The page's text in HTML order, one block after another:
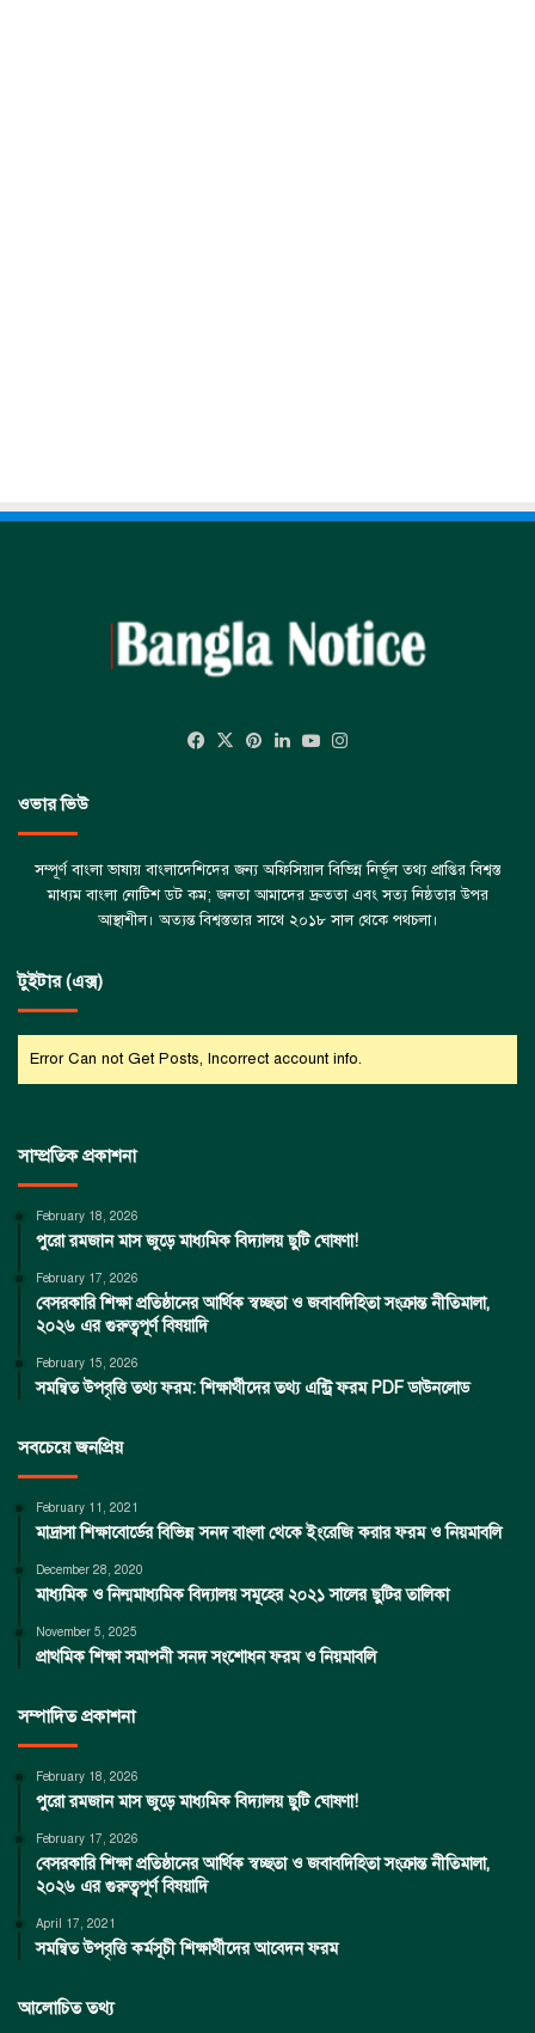
Facebook
X Pinterest
LinkedInYouTube
ওভার ভিউ
সম্পূর্ণ বাংলা ভাষায় বাংলাদেশিদের জন্য অফিসিয়াল বিভিন্ন নির্ভূল তথ্য প্রাপ্তির বিশ্বস্ত
মাধ্যম বাংলা নোটিশ ডট কম; জনতা আমাদের দ্রুততা এবং সত্য নিষ্ঠতার উপর
আস্থাশীল। অত্যন্ত বিশ্বস্ততার সাথে ২০১৮ সাল থেকে পথচলা।
টুইটার (এক্স)
Error Can not Get Posts, Incorrect account info.
সাম্প্রতিক প্রকাশনা
February 18, 2026
পুরো রমজান মাস জুড়ে মাধ্যমিক বিদ্যালয় ছুটি ঘোষণা!
February 17, 2026
বেসরকারি শিক্ষা প্রতিষ্ঠানের আর্থিক স্বচ্ছতা ও জবাবদিহিতা সংক্রান্ত নীতিমালা,
২০২৬ এর গুরুত্বপূর্ণ বিষয়াদি
February 15, 2026
সমন্বিত উপবৃত্তি তথ্য ফরম: শিক্ষার্থীদের তথ্য এন্ট্রি ফরম PDF ডাউনলোড
সবচেয়ে জনপ্রিয়
February 11, 2021
মাদ্রাসা শিক্ষাবোর্ডের বিভিন্ন সনদ বাংলা থেকে ইংরেজি করার ফরম ও নিয়মাবলি
December 28, 2020
মাধ্যমিক ও নিন্মমাধ্যমিক বিদ্যালয় সমূহের ২০২১ সালের ছুটির তালিকা
November 5, 2025
প্রাথমিক শিক্ষা সমাপনী সনদ সংশোধন ফরম ও নিয়মাবলি
সম্পাদিত প্রকাশনা
February 18, 2026
পুরো রমজান মাস জুড়ে মাধ্যমিক বিদ্যালয় ছুটি ঘোষণা!
February 17, 2026
বেসরকারি শিক্ষা প্রতিষ্ঠানের আর্থিক স্বচ্ছতা ও জবাবদিহিতা সংক্রান্ত নীতিমালা,
২০২৬ এর গুরুত্বপূর্ণ বিষয়াদি
April 17, 2021
সমন্বিত উপবৃত্তি কর্মসূচী শিক্ষার্থীদের আবেদন ফরম
আলোচিত তথ্য